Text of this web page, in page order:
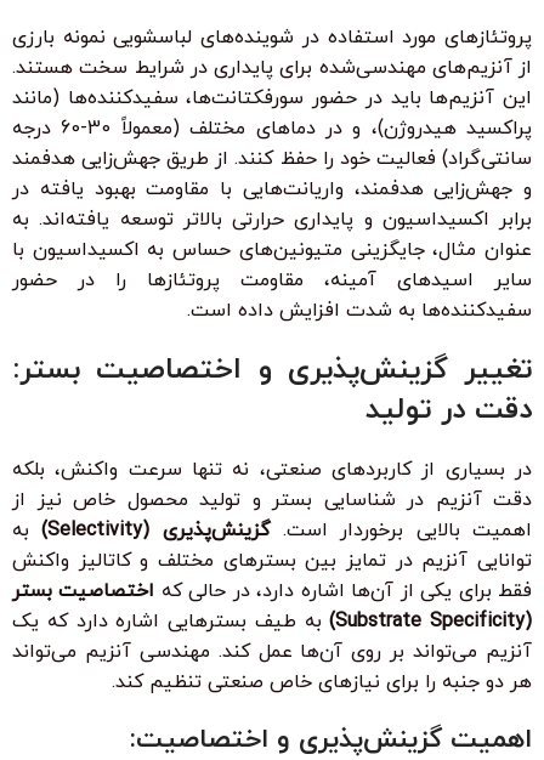
پروتئازهای مورد استفاده در شوینده‌های لباسشویی نمونه بارزی
از آنزیم‌های مهندسی‌شده برای پایداری در شرایط سخت هستند.
این آنزیم‌ها باید در حضور سورفکتانت‌ها، سفیدکننده‌ها (مانند
پراکسید هیدروژن)، و در دماهای مختلف (معمولاً 30-60 درجه
سانتی‌گراد) فعالیت خود را حفظ کنند. از طریق جهش‌زایی هدفمند
و جهش‌زایی هدفمند، واریانت‌هایی با مقاومت بهبود یافته در
برابر اکسیداسیون و پایداری حرارتی بالاتر توسعه یافته‌اند. به
عنوان مثال، جایگزینی متیونین‌های حساس به اکسیداسیون با
سایر اسیدهای آمینه، مقاومت پروتئازها را در حضور
سفیدکننده‌ها به شدت افزایش داده است.
تغییر گزینش‌پذیری و اختصاصیت بستر:
دقت در تولید
در بسیاری از کاربردهای صنعتی، نه تنها سرعت واکنش، بلکه
دقت آنزیم در شناسایی بستر و تولید محصول خاص نیز از
اهمیت بالایی برخوردار است.گزینش‌پذیری (Selectivity)
به
توانایی آنزیم در تمایز بین بسترهای مختلف و کاتالیز واکنش
فقط برای یکی از آن‌ها اشاره دارد، در حالی که اختصاصیت بستر
(Substrate Specificity)
به طیف بسترهایی اشاره دارد که یک
آنزیم می‌تواند بر روی آن‌ها عمل کند. مهندسی آنزیم می‌تواند
هر دو جنبه را برای نیازهای خاص صنعتی تنظیم کند.
اهمیت گزینش‌پذیری و اختصاصیت: